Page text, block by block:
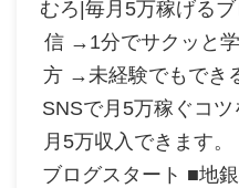
むろ|毎月5万稼げる
信 →1分でサクッと
方 →未経験でもでき
SNSで月5万稼ぐコ
月5万収入できます
ブログスタート ■地